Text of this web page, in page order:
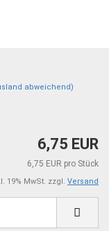
abweichend)
6,75 EUR
6,75 EUR pro Stück
19% MwSt. zzgl. Versand